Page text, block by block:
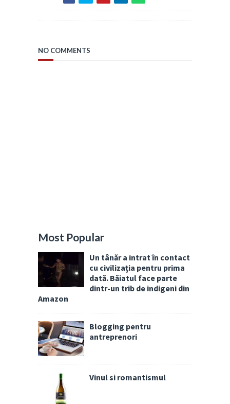
NO COMMENTS
Most Popular
Un tânăr a intrat în contact
cu civilizația pentru prima
dată. Băiatul face parte
dintr-un trib de indigeni din
Amazon
Blogging pentru
antreprenori
Vinul si romantismul